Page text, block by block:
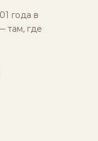
года в
там, где